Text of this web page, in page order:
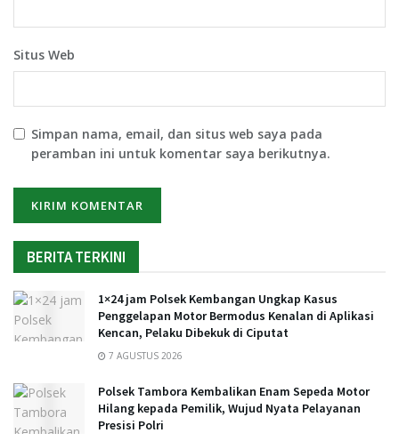
Situs Web
Simpan nama, email, dan situs web saya pada
peramban ini untuk komentar saya berikutnya.
BERITA TERKINI
1×24 jam Polsek Kembangan Ungkap Kasus
Penggelapan Motor Bermodus Kenalan di Aplikasi
Kencan, Pelaku Dibekuk di Ciputat
7 AGUSTUS 2026
Polsek Tambora Kembalikan Enam Sepeda Motor
Hilang kepada Pemilik, Wujud Nyata Pelayanan
Presisi Polri